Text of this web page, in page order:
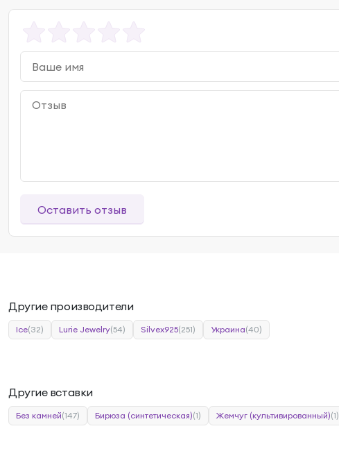
Оставить отзыв
Другие производители
Ice(32) Lurie Jewelry(54) Silvex925(251) Украина(40)
Другие вставки
Без камней(147) Бирюза (синтетическая)(1) Жемчуг (культивированный)(1)